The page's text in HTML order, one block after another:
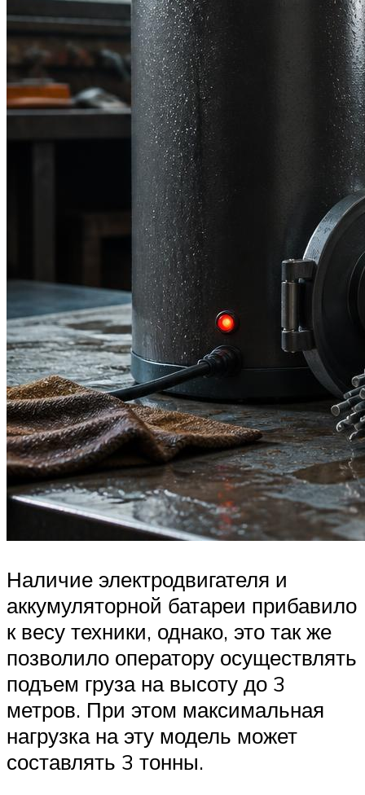
Наличие электродвигателя и
аккумуляторной батареи прибавило
к весу техники, однако, это так же
позволило оператору осуществлять
подъем груза на высоту до 3
метров. При этом максимальная
нагрузка на эту модель может
составлять 3 тонны.